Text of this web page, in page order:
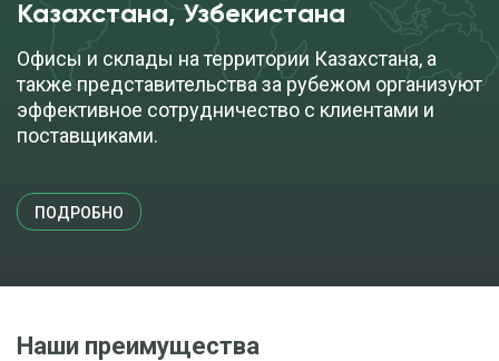
Казахстана, Узбекистана
Офисы и склады на территории Казахстана, а
также представительства за рубежом организуют
эффективное сотрудничество с клиентами и
поставщиками.
ПОДРОБНО
Наши преимущества